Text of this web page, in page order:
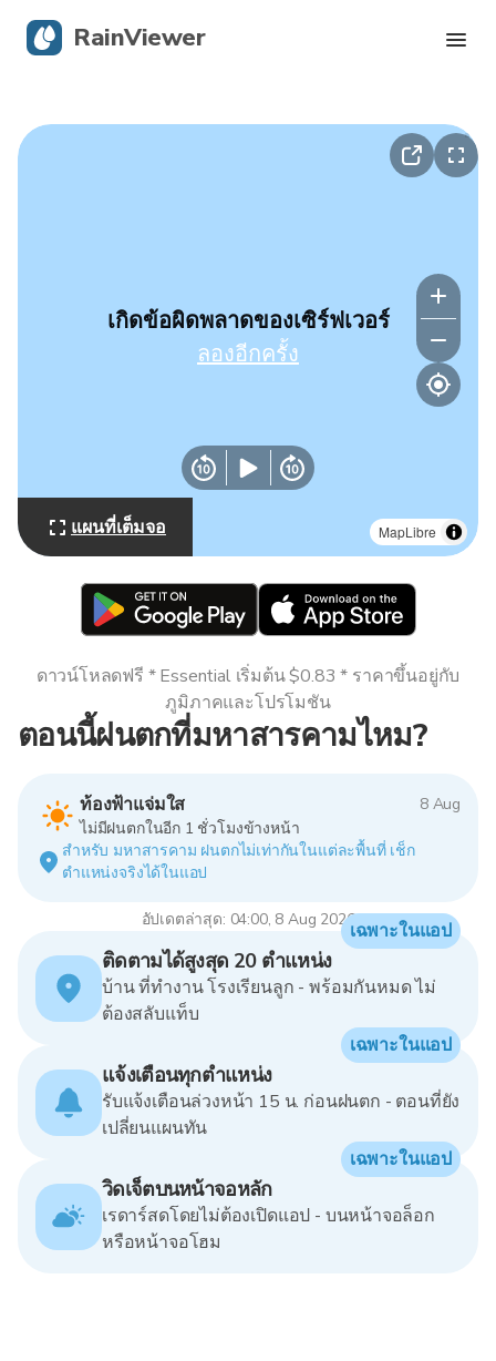
MapLibre
เกิดข้อผิดพลาดของเซิร์ฟเวอร์
ลองอีกครั้ง
แผนที่เต็มจอ
ตอนนี้ฝนตกที่มหาสารคามไหม?
ท้องฟ้าแจ่มใส
8 Aug
ไม่มีฝนตกในอีก 1 ชั่วโมงข้างหน้า
สำหรับ มหาสารคาม ฝนตกไม่เท่ากันในแต่ละพื้นที่ เช็ก
ตำแหน่งจริงได้ในแอป
อัปเดตล่าสุด: 04:00, 8 Aug 2026
ดาวน์โหลดฟรี * Essential เริ่มต้น $0.83 * ราคาขึ้นอยู่กับ
ภูมิภาคและโปรโมชัน
ติดตามได้สูงสุด 20 ตำแหน่ง
บ้าน ที่ทำงาน โรงเรียนลูก - พร้อมกันหมด ไม่
ต้องสลับแท็บ
เฉพาะในแอป
แจ้งเตือนทุกตำแหน่ง
รับแจ้งเตือนล่วงหน้า 15 น. ก่อนฝนตก - ตอนที่ยัง
เปลี่ยนแผนทัน
เฉพาะในแอป
วิดเจ็ตบนหน้าจอหลัก
เรดาร์สดโดยไม่ต้องเปิดแอป - บนหน้าจอล็อก
หรือหน้าจอโฮม
เฉพาะในแอป
RainViewer